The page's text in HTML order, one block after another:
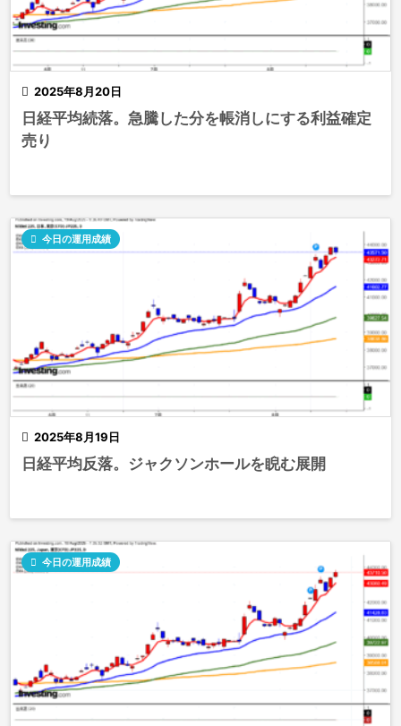
 2025年8月20日
日経平均続落。急騰した分を帳消しにする利益確定
売り
 2025年8月19日
 今日の運用成績
日経平均反落。ジャクソンホールを睨む展開
 今日の運用成績